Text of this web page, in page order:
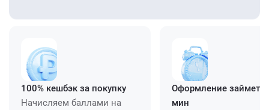
100% кешбэк за покупку
Начисляем баллами на
Оформление займет
мин